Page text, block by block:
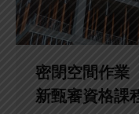
密閉空間作業
新甄審資格課